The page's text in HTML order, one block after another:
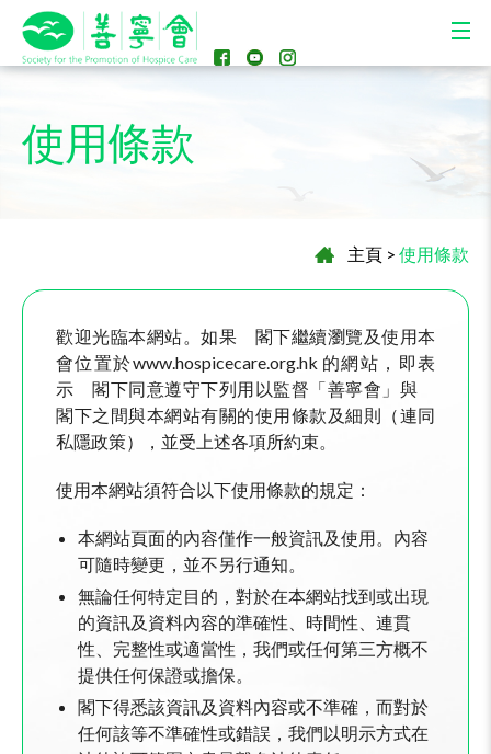
使用條款
主頁 > 使用條款
歡迎光臨本網站。如果 閣下繼續瀏覽及使用本
會位置於www.hospicecare.org.hk 的網站，即表
示 閣下同意遵守下列用以監督「善寧會」與
閣下之間與本網站有關的使用條款及細則（連同
私隱政策），並受上述各項所約束。
使用本網站須符合以下使用條款的規定：
本網站頁面的內容僅作一般資訊及使用。內容
可隨時變更，並不另行通知。
無論任何特定目的，對於在本網站找到或出現
的資訊及資料內容的準確性、時間性、連貫
性、完整性或適當性，我們或任何第三方概不
提供任何保證或擔保。
閣下得悉該資訊及資料內容或不準確，而對於
任何該等不準確性或錯誤，我們以明示方式在